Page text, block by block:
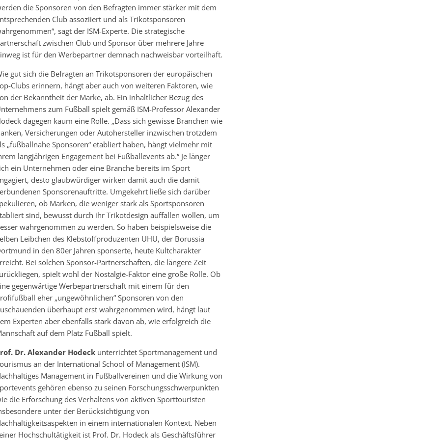
die Sponsoren von den Befragten immer stärker mit dem
Club assoziiert und als Trikotsponsoren
sagt der ISM-Experte. Die strategische
zwischen Club und Sponsor über mehrere Jahre
ist für den Werbepartner demnach nachweisbar vorteilhaft.
gut sich die Befragten an Trikotsponsoren der europäischen
Clubs erinnern, hängt aber auch von weiteren Faktoren, wie
der Bekanntheit der Marke, ab. Ein inhaltlicher Bezug des
zum Fußball spielt gemäß ISM-Professor Alexander
dagegen kaum eine Rolle. „Dass sich gewisse Branchen wie
Versicherungen oder Autohersteller inzwischen trotzdem
„fußballnahe Sponsoren“ etabliert haben, hängt vielmehr mit
langjährigen Engagement bei Fußballevents ab.“ Je länger
ein Unternehmen oder eine Branche bereits im Sport
desto glaubwürdiger wirken damit auch die damit
Sponsorenauftritte. Umgekehrt ließe sich darüber
ob Marken, die weniger stark als Sportsponsoren
sind, bewusst durch ihr Trikotdesign auffallen wollen, um
wahrgenommen zu werden. So haben beispielsweise die
Leibchen des Klebstoffproduzenten UHU, der Borussia
in den 80er Jahren sponserte, heute Kultcharakter
Bei solchen Sponsor-Partnerschaften, die längere Zeit
spielt wohl der Nostalgie-Faktor eine große Rolle. Ob
gegenwärtige Werbepartnerschaft mit einem für den
eher „ungewöhnlichen“ Sponsoren von den
überhaupt erst wahrgenommen wird, hängt laut
Experten aber ebenfalls stark davon ab, wie erfolgreich die
auf dem Platz Fußball spielt.
Dr. Alexander Hodeck unterrichtet Sportmanagement und
an der International School of Management (ISM).
Management in Fußballvereinen und die Wirkung von
gehören ebenso zu seinen Forschungsschwerpunkten
die Erforschung des Verhaltens von aktiven Sporttouristen
unter der Berücksichtigung von
in einem internationalen Kontext. Neben
Hochschultätigkeit ist Prof. Dr. Hodeck als Geschäftsführer